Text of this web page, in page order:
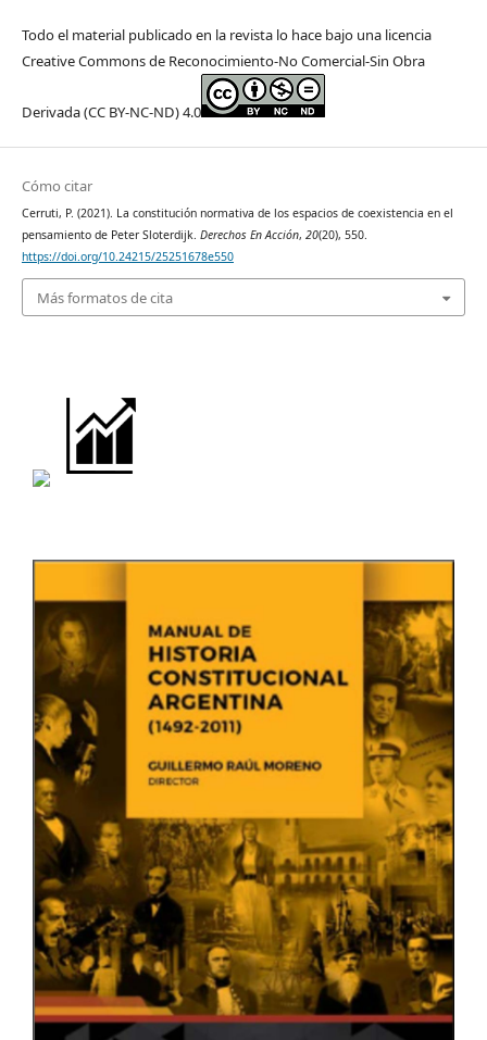
Todo el material publicado en la revista lo hace bajo una licencia
Creative Commons de Reconocimiento-No Comercial-Sin Obra
Derivada (CC BY-NC-ND) 4.0
Cómo citar
Cerruti, P. (2021). La constitución normativa de los espacios de coexistencia en el
pensamiento de Peter Sloterdijk. Derechos En Acción, 20(20), 550.
https://doi.org/10.24215/25251678e550
Más formatos de cita